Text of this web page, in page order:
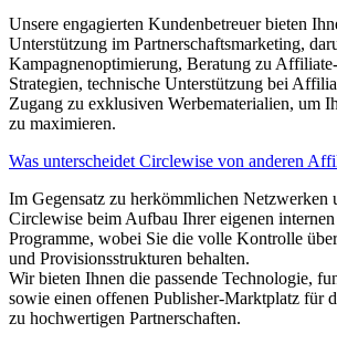
Unsere engagierten Kundenbetreuer bieten
Unterstützung im Partnerschaftsmarketing,
Kampagnenoptimierung, Beratung zu
Strategien, technische Unterstützung bei
Zugang zu exklusiven Werbematerialien, um
zu maximieren.
Was unterscheidet Circlewise von anderen
Im Gegensatz zu herkömmlichen Netzwerken
Circlewise beim Aufbau Ihrer eigenen
Programme, wobei Sie die volle Kontrolle
und Provisionsstrukturen behalten.
Wir bieten Ihnen die passende Technologie,
sowie einen offenen Publisher-Marktplatz für
zu hochwertigen Partnerschaften.